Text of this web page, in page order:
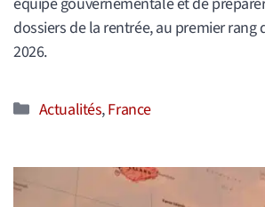
dossiers de la rentrée, au premier
2026.
Catégories
Actualités,France